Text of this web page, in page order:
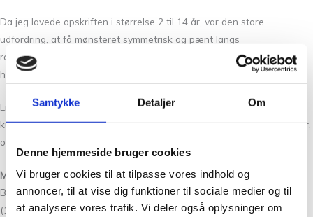
Samtykke Detaljer Om
Denne hjemmeside bruger cookies
Vi bruger cookies til at tilpasse vores indhold og
annoncer, til at vise dig funktioner til sociale medier og til
at analysere vores trafik. Vi deler også oplysninger om
Da jeg lavede opskriften i størrelse 2 til 14 år, var den store
udfordring, at få mønsteret symmetrisk og pænt langs
raglanudtagningerne i både små og store størrelser. Det lykkedes
heldigvis!
Little Inge Sweater (Merilin + Alpaca 1) strikkes oppefra. Der strikkes
kun mønster rundt, da vendepindene strikkes før mønsteret begynder,
og man strikker med højst to farver ad gangen.
MATERIALER
Bundfarve:
(100) 100-150 (150) 150 (150-200) 200 g Isager Merilin fv E0holdt